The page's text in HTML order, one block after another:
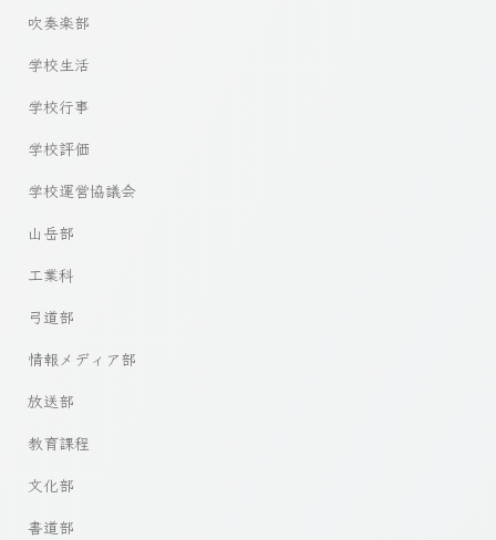
吹奏楽部
学校生活
学校行事
学校評価
学校運営協議会
山岳部
工業科
弓道部
情報メディア部
放送部
教育課程
文化部
書道部